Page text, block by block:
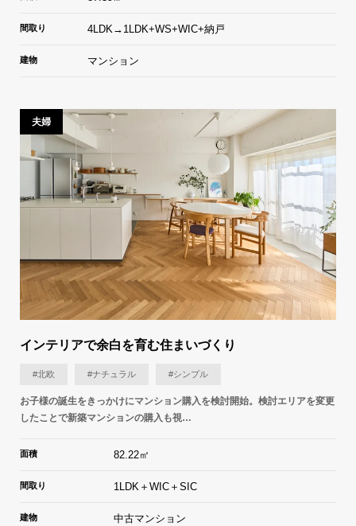
間取り 4LDK→1LDK+WS+WIC+納戸
建物 マンション
夫婦
インテリアで余白を育む住まいづくり
#北欧 #ナチュラル #シンプル
お子様の誕生をきっかけにマンション購入を検討開始。検討エリアを変更
したことで新築マンションの購入も視…
面積 82.22㎡
間取り 1LDK＋WIC＋SIC
建物 中古マンション